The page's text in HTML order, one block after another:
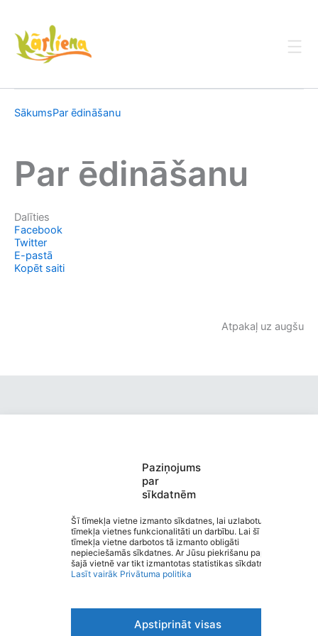
Paziņojums
par
sīkdatnēm
Šī tīmekļa vietne izmanto sīkdatnes, lai uzlabotu
tīmekļa vietnes funkcionalitāti un darbību. Lai šī
tīmekļa vietne darbotos tā izmanto obligāti
nepieciešamās sīkdatnes. Ar Jūsu piekrišanu papildus
šajā vietnē var tikt izmantotas statistikas sīkdatnes.
Lasīt vairāk Privātuma politika
Apstiprināt visas
content
SākumsPar ēdināšanu
Par ēdināšanu
Dalīties
Facebook
Twitter
E-pastā
Kopēt saiti
Atpakaļ uz augšu
Valmieras pirmsskolas izglītības
iestāde “Kārliena”